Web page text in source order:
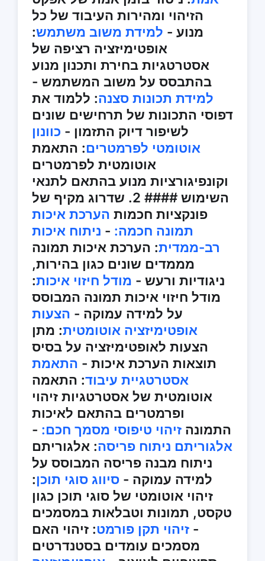
הזיהוי ומהירות העיבוד של כל
מנוע - למידת משוב משתמש:
אופטימיזציה רציפה של
אסטרטגיות בחירת ותכנון מנוע
בהתבסס על משוב המשתמש -
למידת תכונות סצנה: ללמוד את
דפוסי התכונות של תרחישים שונים
לשיפור דיוק התזמון - כוונון
אוטומטי לפרמטרים: התאמת
אוטומטית לפרמטרים
וקונפיגורציות מנוע בהתאם לתנאי
השימוש #### 2. שדרוג מקיף של
פונקציות חכמות הערכת איכות
תמונה חכמה: - ניתוח איכות
רב-ממדית: הערכת איכות תמונה
מממדים שונים כגון בהירות,
ניגודיות ורעש - מודל חיזוי איכות:
מודל חיזוי איכות תמונה המבוסס
על למידה עמוקה - הצעות
אופטימיזציה אוטומטית: מתן
הצעות לאופטימיזציה על בסיס
תוצאות הערכת איכות - התאמת
אסטרטגיית עיבוד: התאמה
אוטומטית של אסטרטגיות זיהוי
ופרמטרים בהתאם לאיכות
התמונה זיהוי טיפוסי מסמך חכם: -
אלגוריתם ניתוח פריסה: אלגוריתם
ניתוח מבנה פריסה המבוסס על
למידה עמוקה - סיווג סוגי תוכן:
זיהוי אוטומטי של סוגי תוכן כגון
טקסט, תמונות וטבלאות במסמכים
- זיהוי תקן פורמט: זיהוי האם
מסמכים עומדים בסטנדרטים